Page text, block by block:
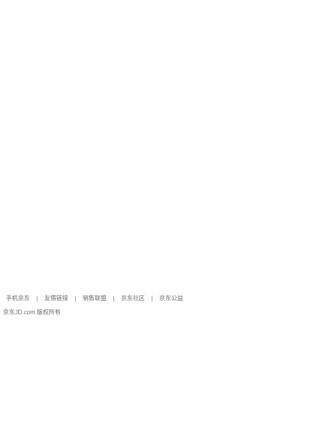
手机京东 友情链接 销售联盟 京东社区
京东公益
京东JD.com 版权所有